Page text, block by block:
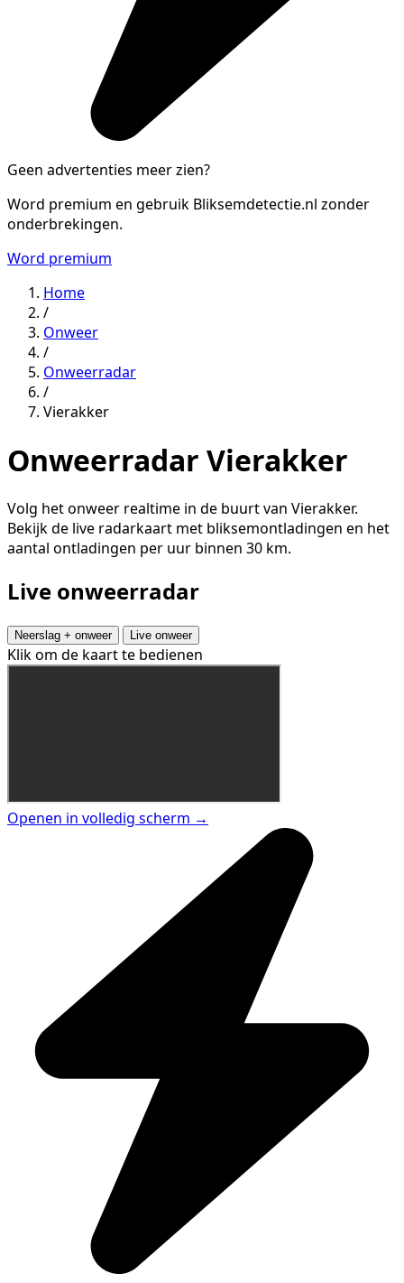
Geen advertenties meer zien?
Word premium en gebruik Bliksemdetectie.nl zonder
onderbrekingen.
Word premium
Home
/
Onweer
/
Onweerradar
/
Vierakker
Onweerradar Vierakker
Volg het onweer realtime in de buurt van Vierakker.
Bekijk de live radarkaart met bliksemontladingen en het
aantal ontladingen per uur binnen 30 km.
Live onweerradar
Neerslag + onweer Live onweer
Klik om de kaart te bedienen
Openen in volledig scherm →